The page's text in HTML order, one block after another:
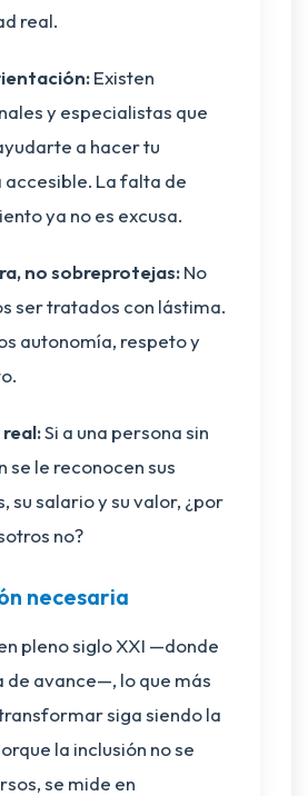
real.
Existen
y especialistas que
a hacer tu
accesible. La falta de
ya no es excusa.
no sobreprotejas:No
ser tratados con lástima.
autonomía, respeto y
Si a una persona sin
se le reconocen sus
su salario y su valor, ¿por
no?
necesaria
pleno siglo XXI —donde
de avance—, lo que más
siga siendo la
la inclusión no se
se mide en